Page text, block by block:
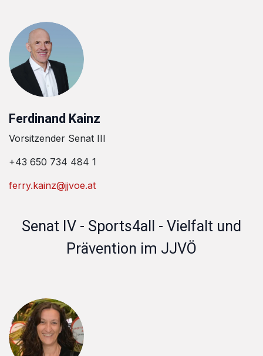
Ferdinand Kainz
Vorsitzender Senat III
+43 650 734 484 1
ferry.kainz@jjvoe.at
Senat IV - Sports4all - Vielfalt und
Prävention im JJVÖ